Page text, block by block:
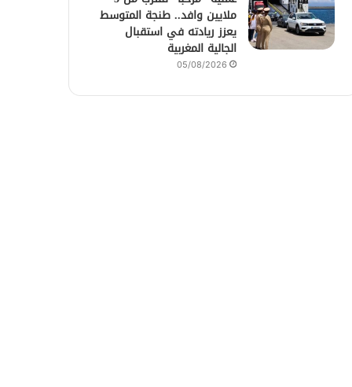
ملايين وافد.. طنجة المتوسط
يعزز ريادته في استقبال
الجالية المغربية
05/08/2026